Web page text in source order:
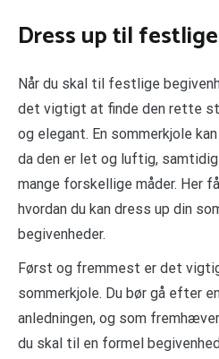
Dress up til
Når du skal til festlige
det vigtigt at finde den rette
og elegant. En sommerkjole
da den er let og luftig,
mange forskellige måder. Her
hvordan du kan dress up din
begivenheder.
Først og fremmest er det
sommerkjole. Du bør gå efter
anledningen, og som
du skal til en formel